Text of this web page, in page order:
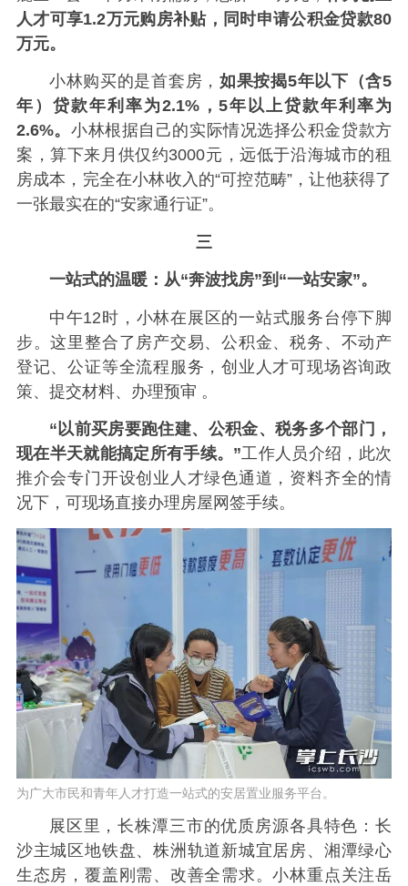
人才可享1.2万元购房补贴，同时申请公积金贷款80
万元。
小林购买的是首套房， 如果按揭5年以下（含5
年）贷款年利率为2.1%，5年以上贷款年利率为
2.6%。小林根据自己的实际情况选择公积金贷款方
案，算下来月供仅约3000元，远低于沿海城市的租
房成本，完全在小林收入的“可控范畴”，让他获得了
一张最实在的“安家通行证”。
三
一站式的温暖：从“奔波找房”到“一站安家”。
中午12时，小林在展区的一站式服务台停下脚
步。这里整合了房产交易、公积金、税务、不动产
登记、公证等全流程服务，创业人才可现场咨询政
策、提交材料、办理预审 。
“以前买房要跑住建、公积金、税务多个部门，
现在半天就能搞定所有手续。”工作人员介绍，此次
推介会专门开设创业人才绿色通道，资料齐全的情
况下，可现场直接办理房屋网签手续。
为广大市民和青年人才打造一站式的安居置业服务平台。
展区里，长株潭三市的优质房源各具特色：长
沙主城区地铁盘、株洲轨道新城宜居房、湘潭绿心
生态房，覆盖刚需、改善全需求。小林重点关注岳